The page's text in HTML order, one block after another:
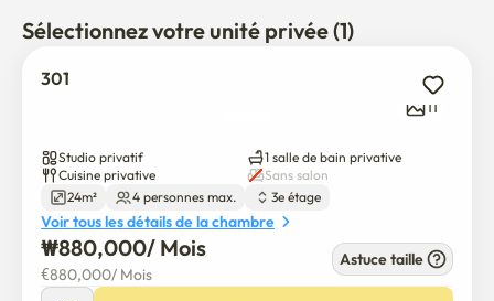
Voiture de la gare de Tangjeong 7 minutes
Gare de Cheonan Asan 9 minutes en voiture
Il faut du temps et c'est un bon endroit pour déménager
restaurants et des dépanneurs à proximité.
Pas de lit, mais fournit des paramètres si nécessaire.
Sélectionnez votre unité privée (1)
301
11
Studio privatif
1 salle de bain privative
Cuisine privative
Sans salon
24m²
4 personnes max. 3e étage
Voir tous les détails de la chambre
₩880,000/ Mois
€880,000/ Mois
Astuce taille